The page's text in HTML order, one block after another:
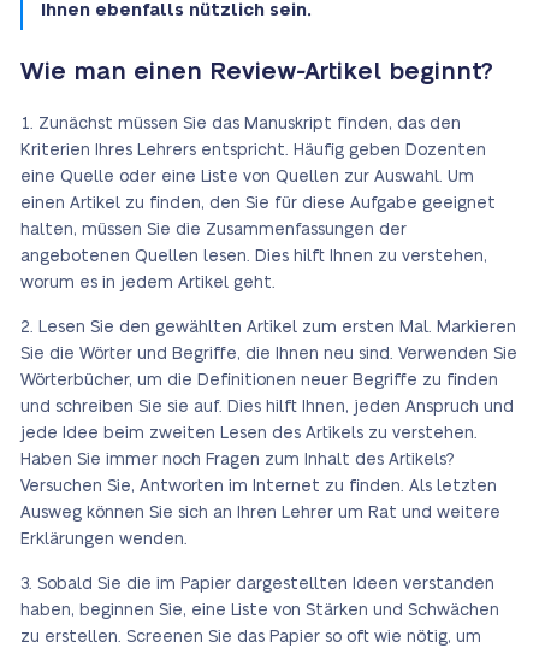
Ihnen ebenfalls nützlich sein.
Wie man einen Review-Artikel beginnt?
Zunächst müssen Sie das Manuskript finden, das den
Kriterien Ihres Lehrers entspricht. Häufig geben Dozenten
eine Quelle oder eine Liste von Quellen zur Auswahl. Um
einen Artikel zu finden, den Sie für diese Aufgabe geeignet
halten, müssen Sie die Zusammenfassungen der
angebotenen Quellen lesen. Dies hilft Ihnen zu verstehen,
worum es in jedem Artikel geht.
Lesen Sie den gewählten Artikel zum ersten Mal. Markieren
Sie die Wörter und Begriffe, die Ihnen neu sind. Verwenden Sie
Wörterbücher, um die Definitionen neuer Begriffe zu finden
und schreiben Sie sie auf. Dies hilft Ihnen, jeden Anspruch und
jede Idee beim zweiten Lesen des Artikels zu verstehen.
Haben Sie immer noch Fragen zum Inhalt des Artikels?
Versuchen Sie, Antworten im Internet zu finden. Als letzten
Ausweg können Sie sich an Ihren Lehrer um Rat und weitere
Erklärungen wenden.
Sobald Sie die im Papier dargestellten Ideen verstanden
haben, beginnen Sie, eine Liste von Stärken und Schwächen
zu erstellen. Screenen Sie das Papier so oft wie nötig, um